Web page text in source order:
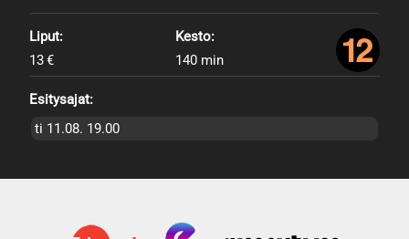
Liput:
13 €
Kesto:
140 min
Esitysajat:
ti 11.08. 19.00